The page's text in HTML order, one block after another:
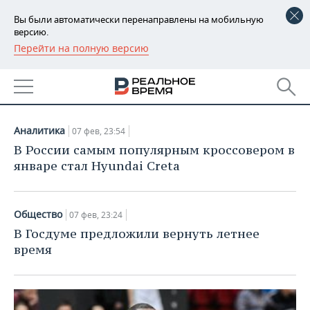
Вы были автоматически перенаправлены на мобильную
версию.
Перейти на полную версию
РЕГИОНЫ
БАШКОРТОСТАН
УДМУРТИЯ
НОВОСТИ
НОВОСТИ АНАЛИТИКИ
ДЕКЛАРАЦИИ О ДОХОДАХ
КОРОЛИ ГОСЗАКАЗА ПФО
ВУЗЫ ТАТАРСТАНА
КОМУ ПРИНАДЛЕЖАТ
ТАТАРСТАНА
ЭКОНОМИКА
НОВОСТИ ЭКОНОМИКИ
ФИНАНСЫ
БАНКИ
БЮДЖЕТ
ИНВЕСТИЦИИ
НОВОСТИ
ПРОМЫШЛЕННОСТИ
АГРОПРОМ
НЕДВИЖИМОСТЬ
НОВОСТИ НЕДВИЖИМОСТИ
АВТО
НОВОСТИ АВТО
БИЗНЕС
НОВОСТИ БИЗНЕСА
ТЕХНОЛОГИИ
07.02.2018
Аналитика 07 фев, 23:54
В России самым популярным кроссовером в
январе стал Hyundai Creta
Общество 07 фев, 23:24
В Госдуме предложили вернуть летнее
время